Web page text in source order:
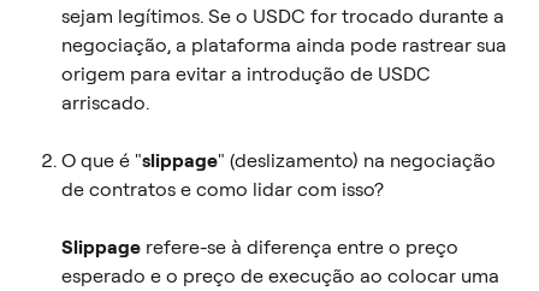
sejam legítimos. Se o USDC for trocado durante a
negociação, a plataforma ainda pode rastrear sua
origem para evitar a introdução de USDC
arriscado.
O que é "slippage" (deslizamento) na negociação
de contratos e como lidar com isso?
Slippage refere-se à diferença entre o preço
esperado e o preço de execução ao colocar uma